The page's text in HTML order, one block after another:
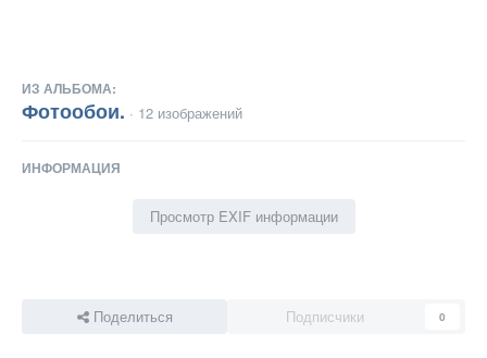
ИЗ АЛЬБОМА:
Фотообои. · 12 изображений
ИНФОРМАЦИЯ
Просмотр EXIF информации
Поделиться Подписчики 0